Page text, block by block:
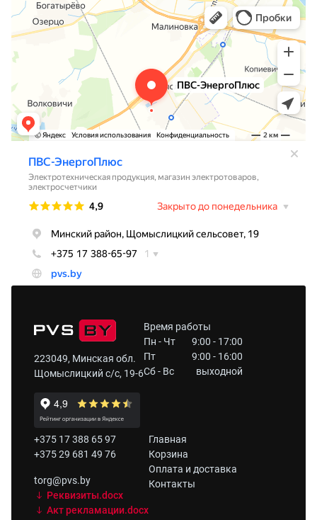
223049, Минская обл.
Щомыслицкий с/с, 19-6
Время работы
Пн - Чт
9:00 - 17:00
Пт
9:00 - 16:00
Сб - Вс
выходной
+375 17 388 65 97
+375 29 681 49 76
torg@pvs.by
Реквизиты.docx
Акт рекламации.docx
Главная
Корзина
Оплата и доставка
Контакты